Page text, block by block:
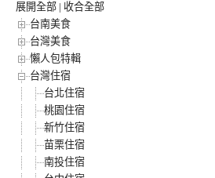
展開全部 | 收合全部
台南美食
台灣美食
懶人包特輯
台灣住宿
台北住宿
桃園住宿
新竹住宿
苗栗住宿
南投住宿